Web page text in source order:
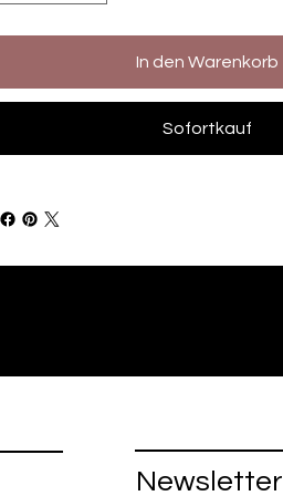
In den Warenkorb
Sofortkauf
Newsletter